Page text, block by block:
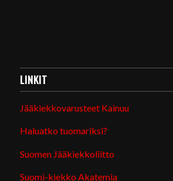
LINKIT
Jääkiekkovarusteet Kainuu
Haluatko tuomariksi?
Suomen Jääkiekkoliitto
Suomi-kiekko Akatemia